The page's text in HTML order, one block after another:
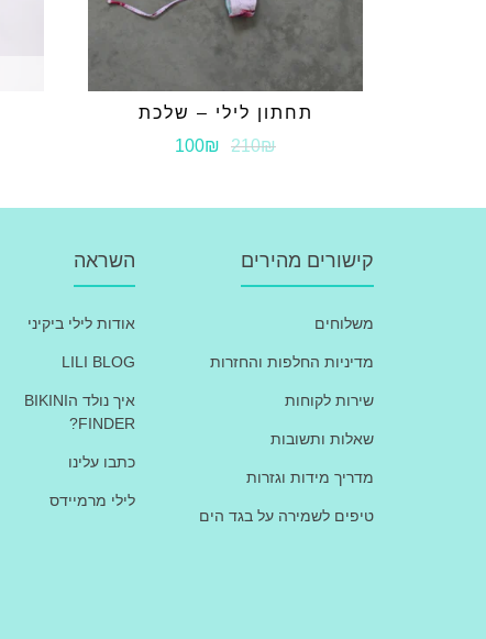
תחתון לילי – שלכת
210₪
100₪
קישורים מהירים
משלוחים
מדיניות החלפות והחזרות
שירות לקוחות
שאלות ותשובות
מדריך מידות וגזרות
טיפים לשמירה על בגד הים
השראה
אודות לילי ביקיני
LILI BLOG
איך נולד הBIKINI
FINDER?
כתבו עלינו
לילי מרמיידס